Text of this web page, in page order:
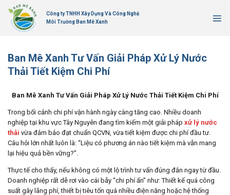
qua
Công ty TNHH Xây Dựng Và Công Nghệ
Môi Trường Ban Mê Xanh
Ban Mê Xanh Tư Vấn Giải Pháp Xử Lý Nước
Thải Tiết Kiệm Chi Phí
Ban Mê Xanh Tư Vấn Giải Pháp Xử Lý Nước Thải Tiết Kiệm Chi Phí
Trong bối cảnh chi phí vận hành ngày càng tăng cao. Nhiều doanh
nghiệp tại khu vực Tây Nguyên đang tìm kiếm một giải pháp xử lý nước
thải vừa đảm bảo đạt chuẩn QCVN, vừa tiết kiệm được chi phí đầu tư.
Câu hỏi lớn nhất luôn là: “Liệu có phương án nào tiết kiệm mà vẫn mang
lại hiệu quả bền vững?”.
Thực tế cho thấy, nếu không có một lộ trình tư vấn đúng đắn ngay từ đầu.
Doanh nghiệp rất dễ rơi vào cái bẫy “chi phí ẩn” như: Thiết kế quá công
suất gây lãng phí, thiết bị tiêu tốn quá nhiều điện năng hoặc hệ thống